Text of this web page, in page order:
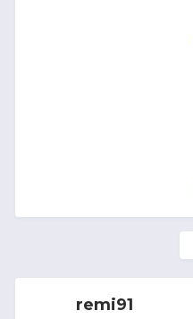
remi91